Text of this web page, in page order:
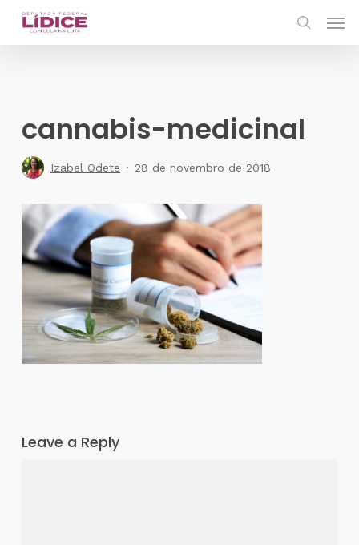
Skip
cannabis-medicinal
Izabel Odete 28 de novembro de 2018
Leave a Reply